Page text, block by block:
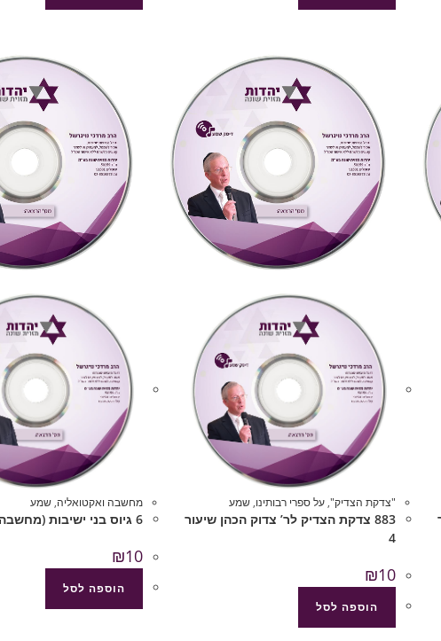
"צדקת הצדיק", על ספרי רבותינו, שמע
883 צדקת הצדיק לר’ צדוק הכהן שיעור
4
₪10
הוספה לסל
מחשבה ואקטואליה, שמע
6 גיוס בני ישיבות (מחשבה ואקטואליה)
₪10
הוספה לסל